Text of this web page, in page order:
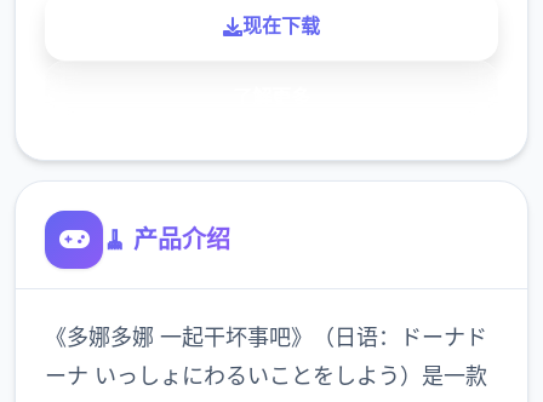
现在下载
🧹 产品介绍
《多娜多娜 一起干坏事吧》（日语：ドーナド
ーナ いっしょにわるいことをしよう）是一款